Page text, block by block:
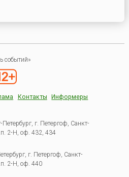
событий»
Контакты Информеры
г. Петергоф, Санкт-
2-Н, оф. 432, 434
г. Петергоф, Санкт-
2-Н, оф. 440